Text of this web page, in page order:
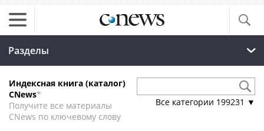
Разделы
Индексная книга (каталог)
CNews*
Получите все материалы
CNews по ключевому слову
Все категории 199231 ▼